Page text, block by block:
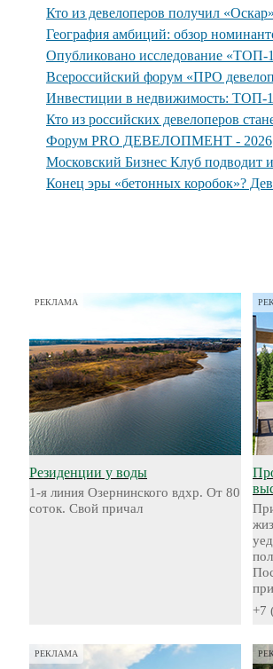
Кто из девелоперов получил
География амбиций: обзор
Опубликовано исследование
Всероссийский форум «ПРО
Инвестиции в недвижимость: ТОП-
Кто из российских девелоперов
Форум PRO ДЕВЕЛОПМЕНТ - 2026
Московский Бизнес Клуб подводит
Конец эры «бетонных коробок»?
РЕКЛАМА
Резиденции у воды
1-я линия Озернинского вдхр. От 80
соток. Свой причал
+7
РЕКЛАМА